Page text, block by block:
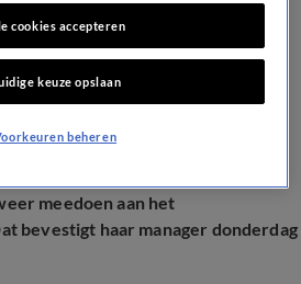
jaar weer
songfestival'
meedoen aan het
bevestigt haar manager donderdag
cookies accepteren
keuze opslaan
beheren